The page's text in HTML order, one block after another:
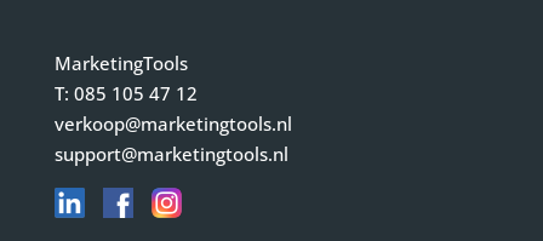
MarketingTools
T: 085 105 47 12
verkoop@marketingtools.nl
support@marketingtools.nl